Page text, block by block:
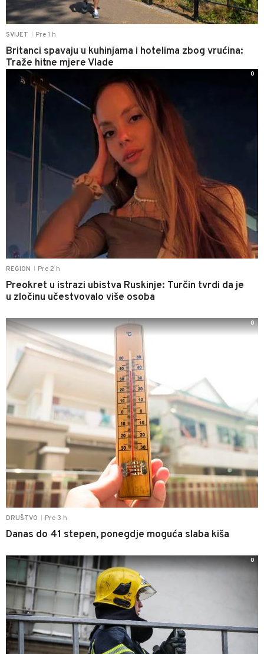
SVIJET Pre 1 h
Britanci spavaju u kuhinjama i hotelima zbog vrućina:
Traže hitne mjere Vlade
REGION Pre 2 h
Preokret u istrazi ubistva Ruskinje: Turčin tvrdi da je
u zločinu učestvovalo više osoba
0
DRUŠTVO Pre 3 h
Danas do 41 stepen, ponegdje moguća slaba kiša
0
0